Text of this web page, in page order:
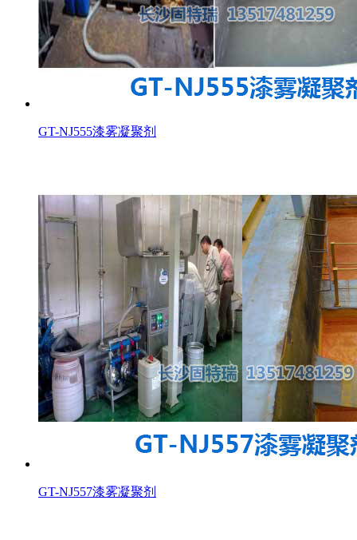
GT-NJ555漆雾凝聚剂
GT-NJ557漆雾凝聚剂